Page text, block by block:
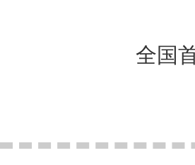
全国